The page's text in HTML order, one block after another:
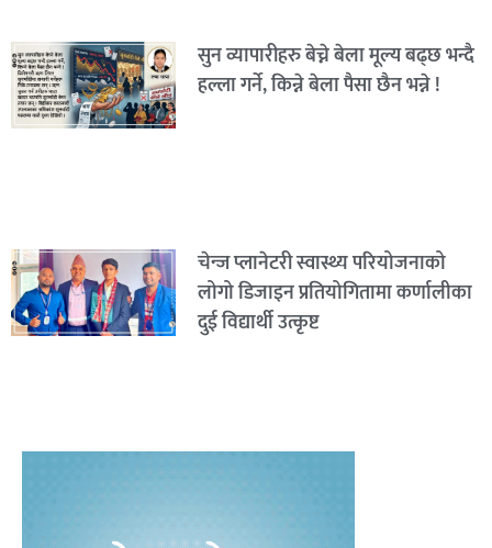
सुन व्यापारीहरु बेच्ने बेला मूल्य बढ्छ भन्दै
हल्ला गर्ने, किन्ने बेला पैसा छैन भन्ने !
चेन्ज प्लानेटरी स्वास्थ्य परियोजनाको
लोगो डिजाइन प्रतियोगितामा कर्णालीका
दुई विद्यार्थी उत्कृष्ट